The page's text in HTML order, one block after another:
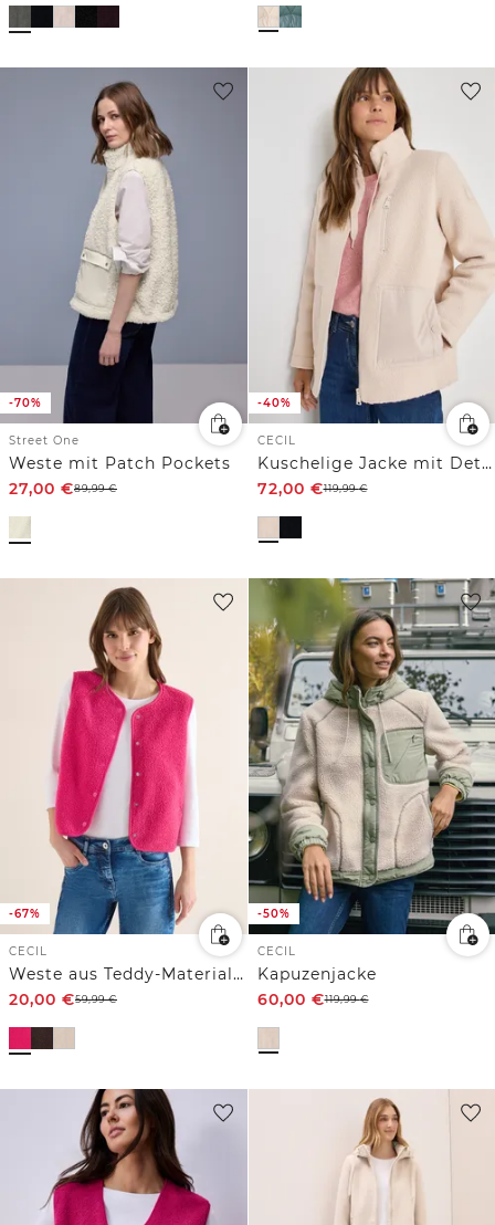
-70%
Street One
Weste mit Patch Pockets
27,00 €89,99€
-40%
CECIL
Kuschelige Jacke mit Details
72,00 €119,99€
-67%
CECIL
Weste aus Teddy-Material mit Rundhals
20,00 €59,99€
-50%
CECIL
Kapuzenjacke
60,00 €119,99€